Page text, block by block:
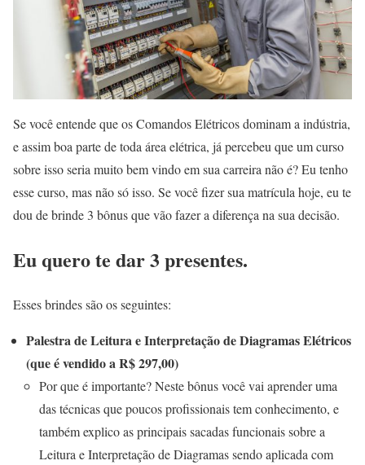
Se você entende que os Comandos Elétricos dominam a indústria,
e assim boa parte de toda área elétrica, já percebeu que um curso
sobre isso seria muito bem vindo em sua carreira não é? Eu tenho
esse curso, mas não só isso. Se você fizer sua matrícula hoje, eu te
dou de brinde 3 bônus que vão fazer a diferença na sua decisão.
Eu quero te dar 3 presentes.
Esses brindes são os seguintes:
Palestra de Leitura e Interpretação de Diagramas Elétricos
(que é vendido a R$ 297,00)
Por que é importante? Neste bônus você vai aprender uma
das técnicas que poucos profissionais tem conhecimento, e
também explico as principais sacadas funcionais sobre a
Leitura e Interpretação de Diagramas sendo aplicada com